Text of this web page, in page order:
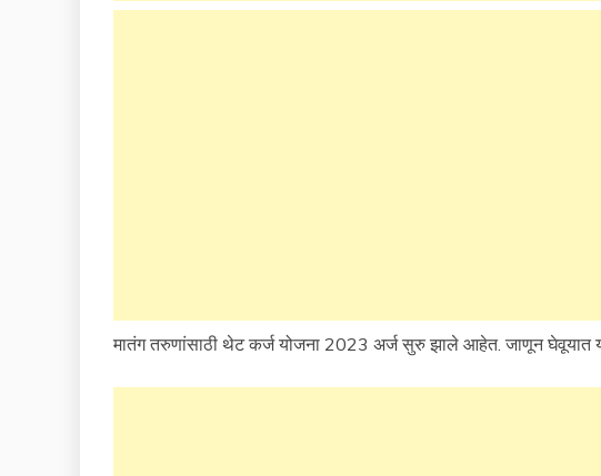
मातंग तरुणांसाठी थेट कर्ज योजना 2023 अर्ज सुरु झाले आहेत. जाणून घेवूयात या